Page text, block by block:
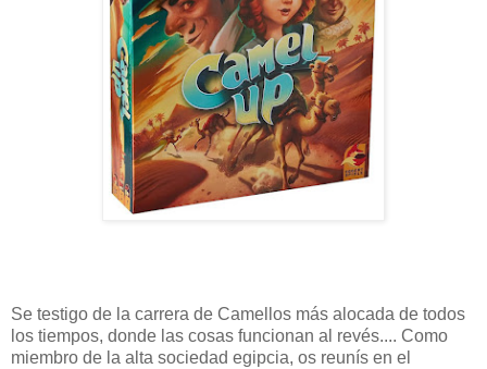
Se testigo de la carrera de Camellos más alocada de todos
los tiempos, donde las cosas funcionan al revés.... Como
miembro de la alta sociedad egipcia, os reunís en el